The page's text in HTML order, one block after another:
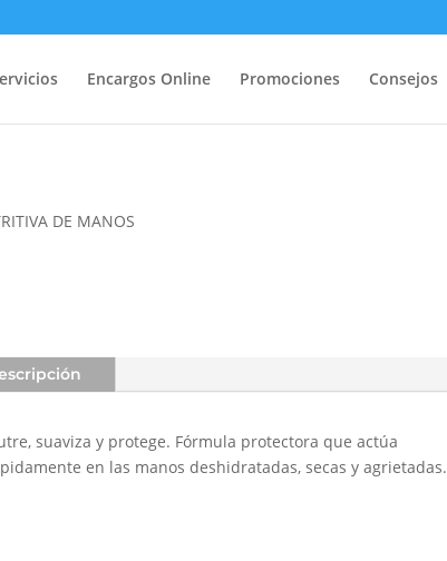
Encargos Online Promociones Consejos
DE MANOS
suaviza y protege. Fórmula protectora que actúa
en las manos deshidratadas, secas y agrietadas.